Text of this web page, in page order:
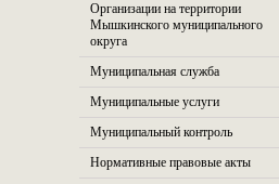
Организации на территории
Мышкинского муниципального
округа
Муниципальная служба
Муниципальные услуги
Муниципальный контроль
Нормативные правовые акты